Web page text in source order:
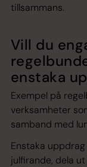
tillsammans.
Vill du
enstaka
Exempel på
verksamheter
samband med
Enstaka uppdrag
julfirande, dela